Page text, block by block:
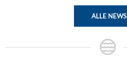
ALLE NEWS